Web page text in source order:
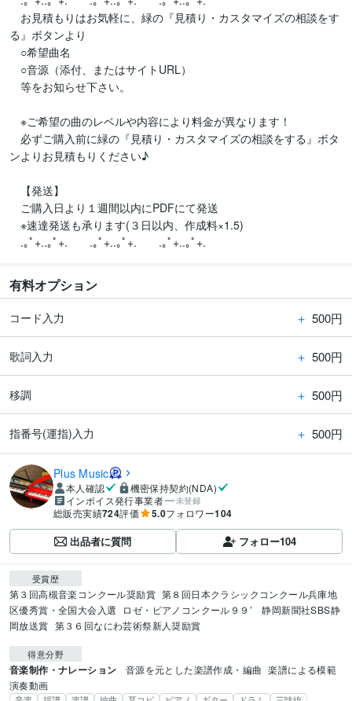
お見積もりはお気軽に、緑の『見積り・カスタマイズの相談をす
る』ボタンより
○希望曲名
○音源（添付、またはサイトURL）
等をお知らせ下さい。
※ご希望の曲のレベルや内容により料金が異なります！
必ずご購入前に緑の『見積り・カスタマイズの相談をする』ボタ
ンよりお見積もりください♪
【発送】
ご購入日より１週間以内にPDFにて発送
※速達発送も承ります(３日以内、作成料×1.5)
.｡ﾟ+..｡ﾟ+.　　.｡ﾟ+..｡ﾟ+.　　.｡ﾟ+..｡ﾟ+.
有料オプション
コード入力 ＋ 500円
歌詞入力 ＋ 500円
移調 ＋ 500円
指番号(運指)入力 ＋ 500円
Plus Music
本人確認
機密保持契約(NDA)
インボイス発行事業者
未登録
総販売実績724評価 5.0フォロワー104
出品者に質問 フォロー104
受賞歴
第３回高槻音楽コンクール奨励賞 第８回日本クラシックコンクール兵庫地
区優秀賞・全国大会入選
ロゼ・ピアノコンクール９９’　静岡新聞社SBS静
岡放送賞 第３６回なにわ芸術祭新人奨励賞
得意分野
音楽制作・ナレーション 音源を元とした楽譜作成・編曲 楽譜による模範
演奏動画